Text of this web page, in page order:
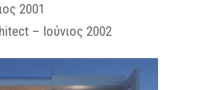
2001
– Ιούνιος 2002